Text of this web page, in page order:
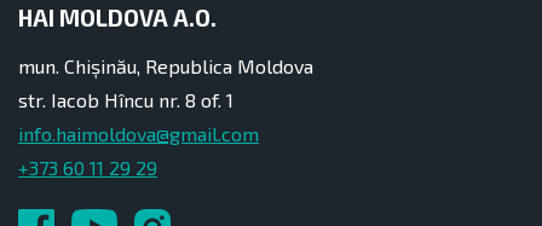
HAI MOLDOVA A.O.
mun. Chișinău, Republica Moldova
str. Iacob Hîncu nr. 8 of. 1
info.haimoldova@gmail.com
+373 60 11 29 29